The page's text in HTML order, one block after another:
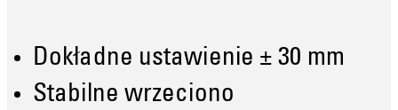
Dokładne ustawienie ± 30 mm
Stabilne wrzeciono